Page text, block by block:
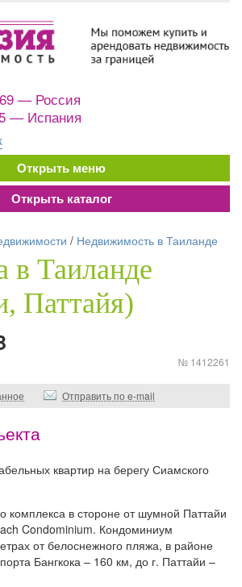
— Россия
— Испания
/ Недвижимость в Таиланде
в Таиланде
Паттайя)
№ 1412261
Отправить по e-mail
квартир на берегу Сиамского
комплекса в стороне от шумной Паттайи
Condominium. Кондоминиум
от белоснежного пляжа, в районе
Бангкока – 160 км, до г. Паттайи –